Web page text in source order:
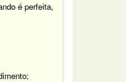
é perfeita,